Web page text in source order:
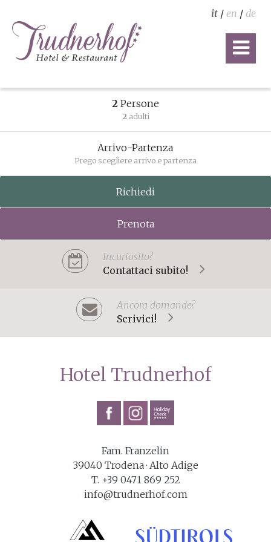
it / en / de
2 Persone
2 adulti
Arrivo-Partenza
Prego scegliere arrivo e partenza
Richiedi
Prenota
Incuriosito?
Contattaci subito!
Ancora domande?
Scrivici!
Hotel Trudnerhof
Fam. Franzelin
39040 Trodena· Alto Adige
T. +39 0471 869 252
info@trudnerhof.com